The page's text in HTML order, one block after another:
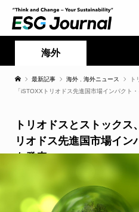
海外
最新記事 海外 海外ニュース
ト
「iSTOXXトリオドス先進国市場インパクト
トリオドスとストック
リオドス先進国市場イン
を発表